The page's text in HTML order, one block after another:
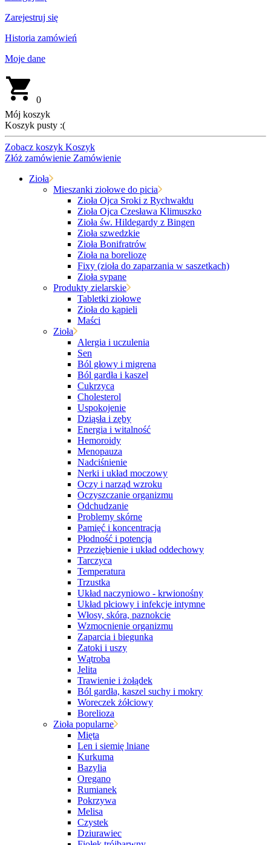
Zarejestruj się
Historia zamówień
Moje dane
0
Mój koszyk
Koszyk pusty :(
Zobacz koszyk Koszyk
Złóż zamówienie Zamówienie
Zioła
Mieszanki ziołowe do picia
Zioła Ojca Sroki z Rychwałdu
Zioła Ojca Czesława Klimuszko
Zioła św. Hildegardy z Bingen
Zioła szwedzkie
Zioła Bonifratrów
Zioła na boreliozę
Fixy (zioła do zaparzania w saszetkach)
Zioła sypane
Produkty zielarskie
Tabletki ziołowe
Zioła do kąpieli
Maści
Zioła
Alergia i uczulenia
Sen
Ból głowy i migrena
Ból gardła i kaszel
Cukrzyca
Cholesterol
Uspokojenie
Dziąsła i zęby
Energia i witalność
Hemoroidy
Menopauza
Nadciśnienie
Nerki i układ moczowy
Oczy i narząd wzroku
Oczyszczanie organizmu
Odchudzanie
Problemy skórne
Pamięć i koncentracja
Płodność i potencja
Przeziębienie i układ oddechowy
Tarczyca
Temperatura
Trzustka
Układ naczyniowo - krwionośny
Układ płciowy i infekcje intymne
Włosy, skóra, paznokcie
Wzmocnienie organizmu
Zaparcia i biegunka
Zatoki i uszy
Wątroba
Jelita
Trawienie i żołądek
Ból gardła, kaszel suchy i mokry
Woreczek żółciowy
Borelioza
Zioła popularne
Mięta
Len i siemię lniane
Kurkuma
Bazylia
Oregano
Rumianek
Pokrzywa
Melisa
Czystek
Dziurawiec